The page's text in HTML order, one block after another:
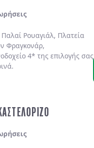
Ρουαγιάλ, Πλατεία
Φραγκονάρ,
4* της επιλογής σας